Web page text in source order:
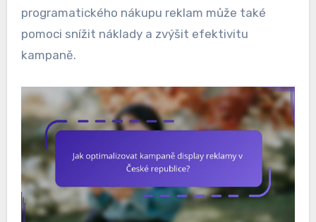
programatického nákupu reklam může také
pomoci snížit náklady a zvýšit efektivitu
kampaně.